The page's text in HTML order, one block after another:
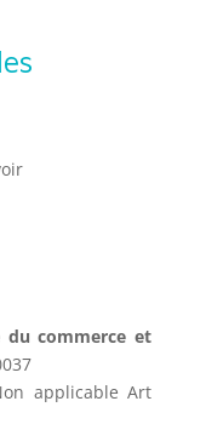
du commerce et
applicable Art